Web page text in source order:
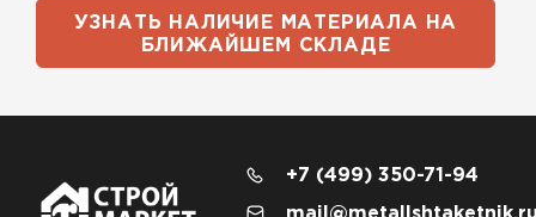
УЗНАТЬ НАЛИЧИЕ МАТЕРИАЛА НА
БЛИЖАЙШЕМ СКЛАДЕ
+7 (499) 350-71-94
mail@metallshtaketnik.ru